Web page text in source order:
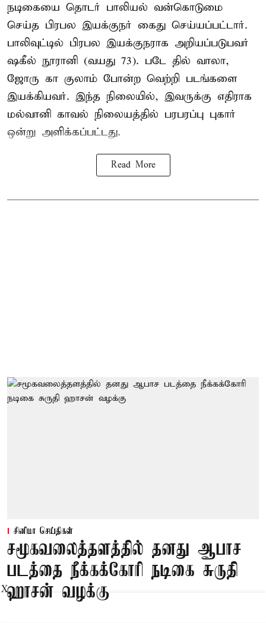
நடிகையை தொடர் பாலியல் வன்கொடுமை
செய்த பிரபல இயக்குநர் கைது செய்யப்பட்டார்.
பாலிவுட்டில் பிரபல இயக்குநராக அறியப்படுபவர்
ஷகீல் நூரானி (வயது 73). படே தில் வாலா,
ஜோரு கா குலாம் போன்ற வெற்றி படங்களை
இயக்கியவர். இந்த நிலையில், இவருக்கு எதிராக
மல்வானி காவல் நிலையத்தில் பரபரப்பு புகார்
ஒன்று அளிக்கப்பட்டது.
Read More
சினிமா செய்திகள்
சமூகவலைத்தளத்தில் தனது ஆபாச
படத்தை நீக்கக்கோரி நடிகை சுருதி
ஹாசன் வழக்கு
X